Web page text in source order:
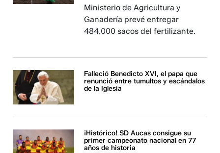
Ministerio de Agricultura y
Ganadería prevé entregar
484.000 sacos del fertilizante.
Falleció Benedicto XVI, el papa que
renunció entre tumultos y escándalos
de la Iglesia
¡Histórico! SD Aucas consigue su
primer campeonato nacional en 77
años de historia